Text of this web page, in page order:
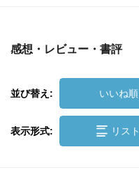
感想・レビュー・書評
並び替え: いいね順
表示形式: リスト